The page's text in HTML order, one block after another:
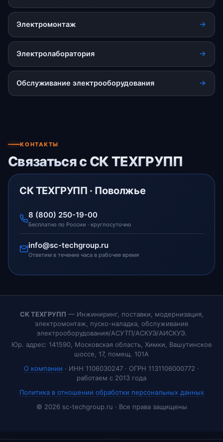
Электромонтаж
Электролаборатория
Обслуживание электрооборудования
КОНТАКТЫ
Связаться с СК ТЕХГРУПП
СК ТЕХГРУПП · Поволжье
8 (800) 250-19-00
Бесплатно по России · круглосуточно
info@sc-techgroup.ru
Ответим в течение часа в рабочее время
СК ТЕХГРУПП — Инжиниринг, поставки, модернизация,
электромонтаж, пуско-наладка, обслуживание
электрооборудования/АСУТП/АСКУЭ/АИСКУЭ.
Юр. адрес: 141590, Московская область, Химки, Вашутинское
шоссе, 17, помещ. 101А
О компании · ИНН 1106030247 · ОГРН 1131106000772 ·
работаем с 2013 года
Политика в отношении обработки персональных данных
© 2026 sc-techgroup.ru · Все права защищены